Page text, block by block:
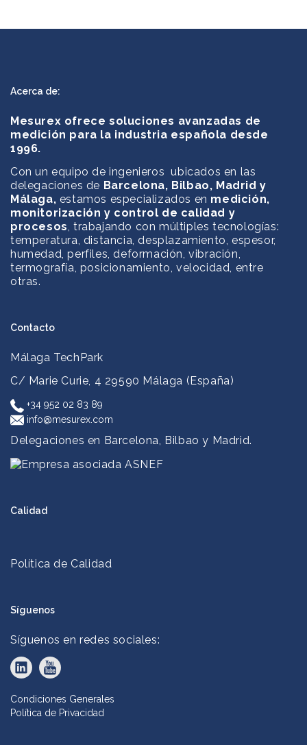
Acerca de:
Mesurex ofrece soluciones avanzadas de
medición para la industria española desde
1996.
Con un equipo de ingenieros ubicados en las
delegaciones de Barcelona, Bilbao, Madrid y
Málaga, estamos especializados en medición,
monitorización y control de calidad y
procesos, trabajando con múltiples tecnologías:
temperatura, distancia, desplazamiento, espesor,
humedad, perfiles, deformación, vibración,
termografía, posicionamiento, velocidad, entre
otras.
Contacto
Málaga TechPark
C/ Marie Curie, 4 29590 Málaga (España)
+34 952 02 83 89
info@mesurex.com
Delegaciones en Barcelona, Bilbao y Madrid.
Calidad
Política de Calidad
Síguenos
Síguenos en redes sociales:
Condiciones Generales
Política de Privacidad